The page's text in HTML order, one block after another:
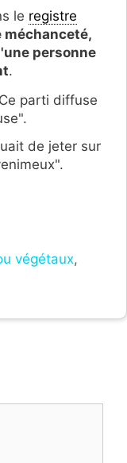
le registre
méchanceté,
personne
.
parti diffuse
de jeter sur
végétaux,